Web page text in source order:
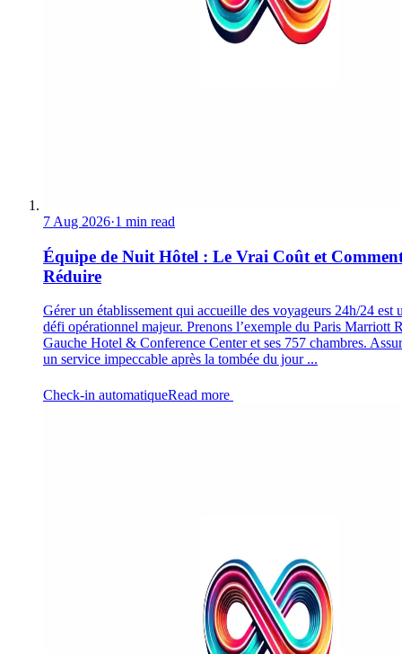
7 Aug 2026·1 min read
Équipe de Nuit Hôtel : Le Vrai Coût et
Réduire
Gérer un établissement qui accueille des voyageurs 24h/24 est
défi opérationnel majeur. Prenons l’exemple du Paris Marriott
Gauche Hotel & Conference Center et ses 757 chambres.
un service impeccable après la tombée du jour ...
Check-in automatiqueRead more